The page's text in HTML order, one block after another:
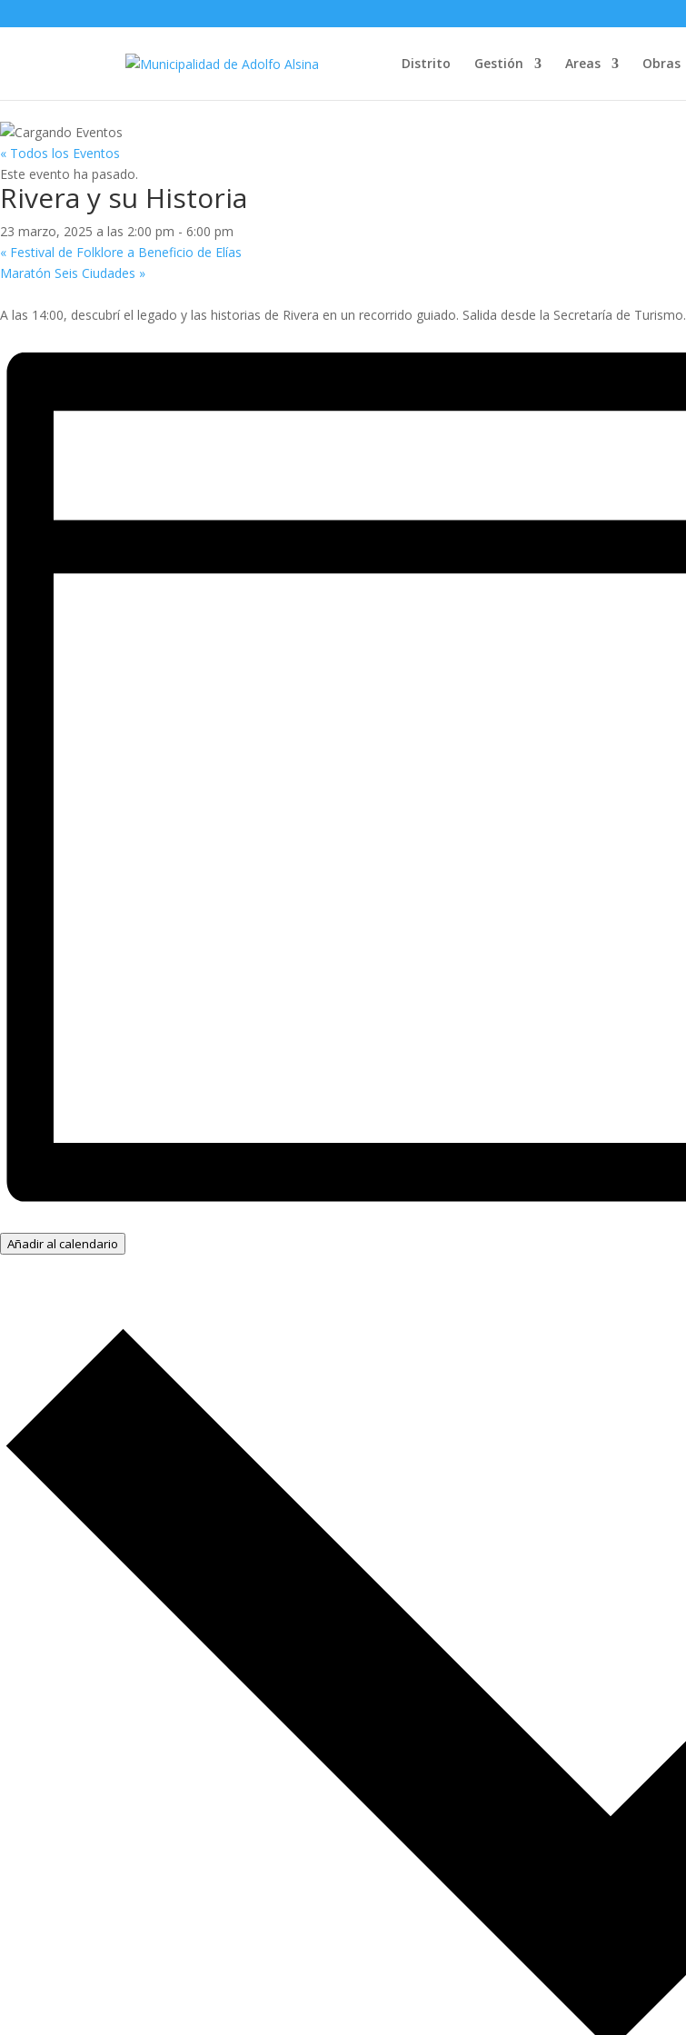
Distrito Gestión Areas Obras
« Todos los Eventos
Este evento ha pasado.
Rivera y su Historia
23 marzo, 2025 a las 2:00 pm - 6:00 pm
« Festival de Folklore a Beneficio de Elías
Maratón Seis Ciudades »
A las 14:00, descubrí el legado y las historias de Rivera en un recorrido guiado. Salida desde la Secretaría de Turismo.
Añadir al calendario